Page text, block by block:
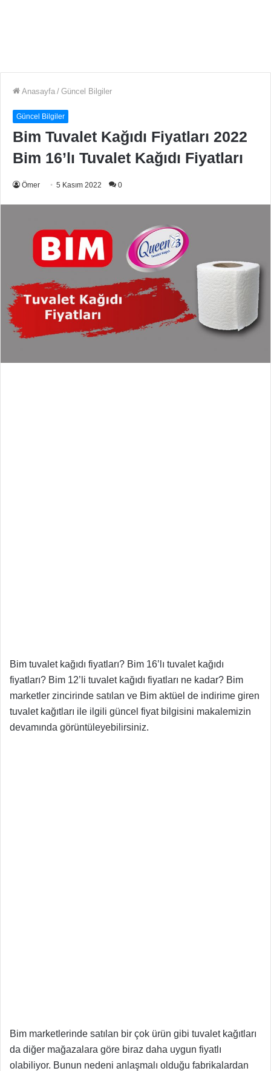
Anasayfa / Güncel Bilgiler
Güncel Bilgiler
Bim Tuvalet Kağıdı Fiyatları 2022
Bim 16’lı Tuvalet Kağıdı Fiyatları
Ömer 5 Kasım 2022 0
Bim tuvalet kağıdı fiyatları? Bim 16’lı tuvalet kağıdı
fiyatları? Bim 12’li tuvalet kağıdı fiyatları ne kadar? Bim
marketler zincirinde satılan ve Bim aktüel de indirime giren
tuvalet kağıtları ile ilgili güncel fiyat bilgisini makalemizin
devamında görüntüleyebilirsiniz.
Bim marketlerinde satılan bir çok ürün gibi tuvalet kağıtları
da diğer mağazalara göre biraz daha uygun fiyatlı
olabiliyor. Bunun nedeni anlaşmalı olduğu fabrikalardan